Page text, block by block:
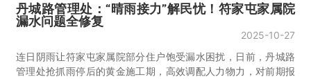
丹城路管理处：“晴雨接力”解民忧！符家屯家属院
漏水问题全修复
2025-10-27
连日阴雨让符家屯家属院部分住户饱受漏水困扰，日前，丹城路
管理处抢抓雨停后的黄金施工期，高效调配人力物力，对前期报